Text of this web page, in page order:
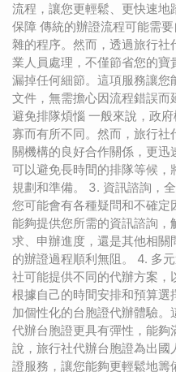
流程，讓您更輕鬆、更快速地
保障 傳統的辦證流程可能需
雜的程序。然而，透過旅行
業人員處理，不僅節省您的
漏掉任何細節。這項服務讓
文件，無需擔心因流程錯誤而
避免排隊煩惱 一般來說，政
寡而有所不同。然而，旅行
關機構的良好合作關係，更
可以避免長時間的排隊等候
規劃和準備。 3. 資訊諮詢，
您可能會有各種疑問和不確定
能夠提供您所需的資訊諮詢
求、申辦進度，還是其他相
的辦證過程順利無阻。 4. 多
社可能提供不同的代辦方案
根據自己的時間安排和預算
加個性化的台胞證代辦體驗
代辦台胞證更具有彈性，能
說，旅行社代辦台胞證為出
證服務，讓您能夠更輕鬆地籌